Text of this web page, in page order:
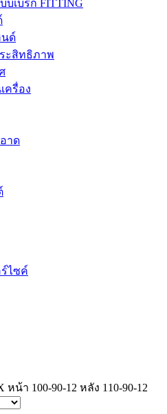
บเบรก FITTING
นด์
ะสิทธิภาพ
ครื่อง
าด
ไซค์
หน้า 100-90-12 หลัง 110-90-12